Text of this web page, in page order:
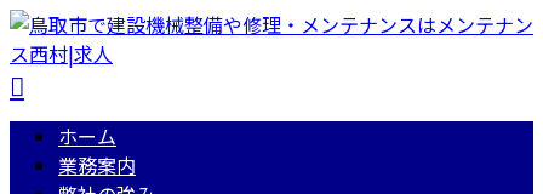
ホーム
業務案内